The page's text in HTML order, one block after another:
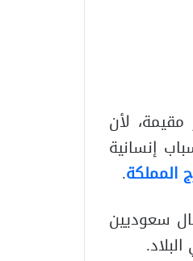
مقيمة، لأن
إنسانية
المملكة.
سعوديين